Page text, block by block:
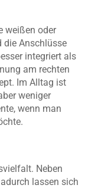
weißen oder
die Anschlüsse
integriert als
am rechten
Im Alltag ist
weniger
wenn man
Neben
lassen sich